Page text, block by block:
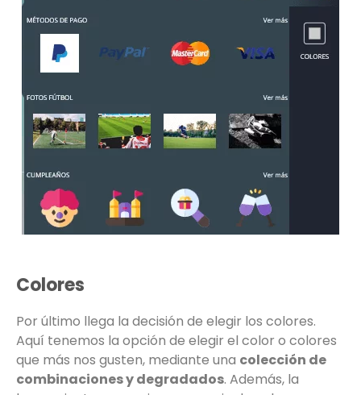
Colores
Por último llega la decisión de elegir los colores.
Aquí tenemos la opción de elegir el color o colores
que más nos gusten, mediante una colección de
combinaciones y degradados. Además, la